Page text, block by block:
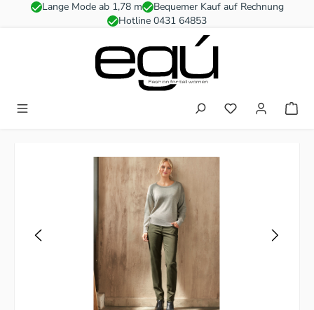
Zum Hauptinhalt springen
Lange Mode ab 1,78 m
Bequemer Kauf auf Rechnung
Hotline 0431 64853
Du hast 0
Bildergalerie überspringen